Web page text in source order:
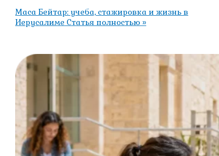
Маса Бейтар: учеба, стажировка и жизнь в
Иерусалиме Статья полностью »